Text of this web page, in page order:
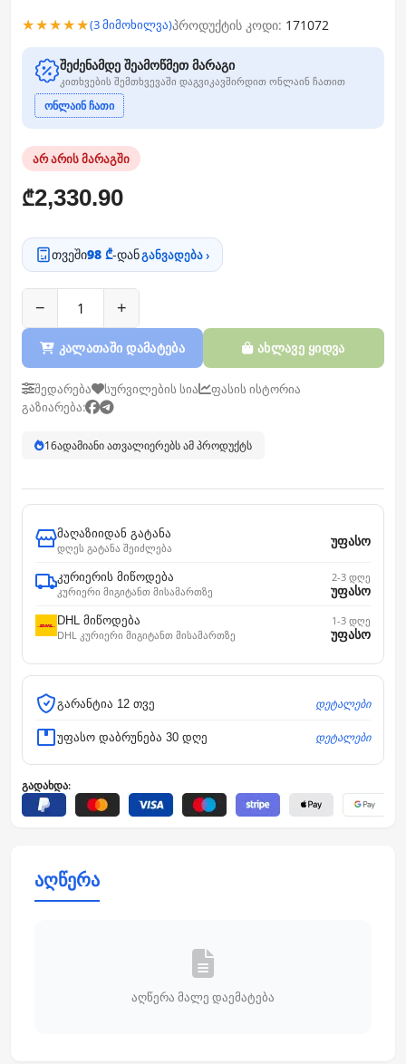
★★★★★(3 მიმოხილვა)პროდუქტის კოდი: 171072
შეძენამდე შეამოწმეთ მარაგი
კითხვების შემთხვევაში დაგვიკავშირდით ონლაინ ჩათით
ონლაინ ჩათი
არ არის მარაგში
₾2,330.90
თვეში98 ₾-დანგანვადება ›
− +
კალათაში დამატება ახლავე ყიდვა
შედარება სურვილების სია
ფასის ისტორია
გაზიარება:
16ადამიანი ათვალიერებს ამ პროდუქტს
მაღაზიიდან გატანა
დღეს გატანა შეიძლება
უფასო
კურიერის მიწოდება
კურიერი მიგიტანთ მისამართზე
2-3 დღე
უფასო
DHL მიწოდება
DHL კურიერი მიგიტანთ მისამართზე
1-3 დღე
უფასო
გარანტია 12 თვე დეტალები
უფასო დაბრუნება 30 დღე დეტალები
გადახდა:
აღწერა
აღწერა მალე დაემატება